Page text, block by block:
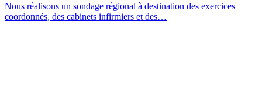
Nous réalisons un sondage régional à destination des exercices
coordonnés, des cabinets infirmiers et des…